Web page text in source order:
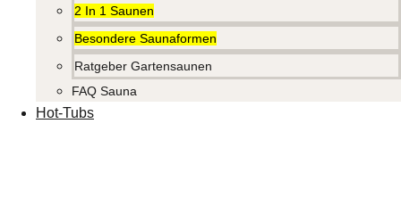
2 In 1 Saunen
Besondere Saunaformen
Ratgeber Gartensaunen
FAQ Sauna
Hot-Tubs